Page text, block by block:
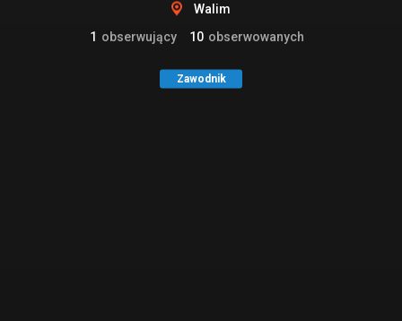
Walim
1 obserwujący 10 obserwowanych
Zawodnik